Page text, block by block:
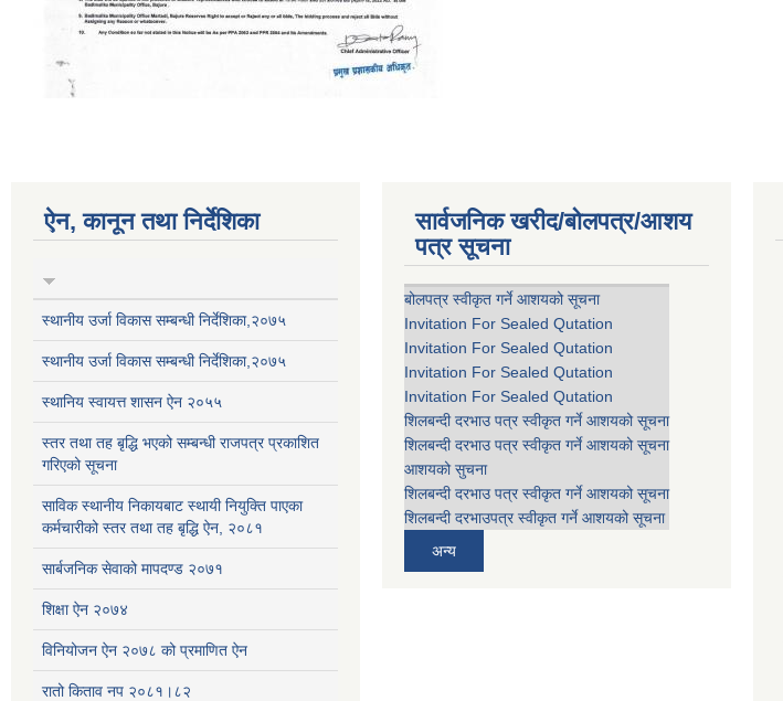
ऐन, कानून तथा निर्देशिका
स्थानीय उर्जा विकास सम्बन्धी निर्देशिका,२०७५
स्थानीय उर्जा विकास सम्बन्धी निर्देशिका,२०७५
स्थानिय स्वायत्त शासन ऐन २०५५
स्तर तथा तह बृद्धि भएको सम्बन्धी राजपत्र प्रकाशित
गरिएको सूचना
साविक स्थानीय निकायबाट स्थायी नियुक्ति पाएका
कर्मचारीको स्तर तथा तह बृद्धि ऐन, २०८१
सार्बजनिक सेवाको मापदण्ड २०७१
शिक्षा ऐन २०७४
विनियोजन ऐन २०७८ को प्रमाणित ऐन
रातो किताव नप २०८१।८२
सार्वजनिक खरीद/बोलपत्र/आशय
पत्र सूचना
बोलपत्र स्वीकृत गर्ने आशयको सूचना
Invitation For Sealed Qutation
Invitation For Sealed Qutation
Invitation For Sealed Qutation
Invitation For Sealed Qutation
शिलबन्दी दरभाउ पत्र स्वीकृत गर्ने आशयको सूचना
शिलबन्दी दरभाउ पत्र स्वीकृत गर्ने आशयको सूचना
आशयको सुचना
शिलबन्दी दरभाउ पत्र स्वीकृत गर्ने आशयको सूचना
शिलबन्दी दरभाउपत्र स्वीकृत गर्ने आशयको सूचना
अन्य